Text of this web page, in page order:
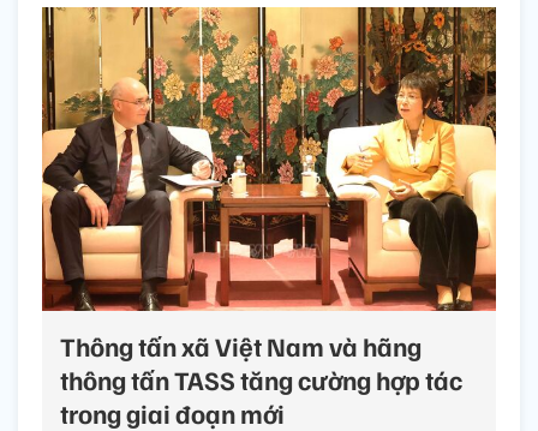
Thông tấn xã Việt Nam và hãng
thông tấn TASS tăng cường hợp tác
trong giai đoạn mới